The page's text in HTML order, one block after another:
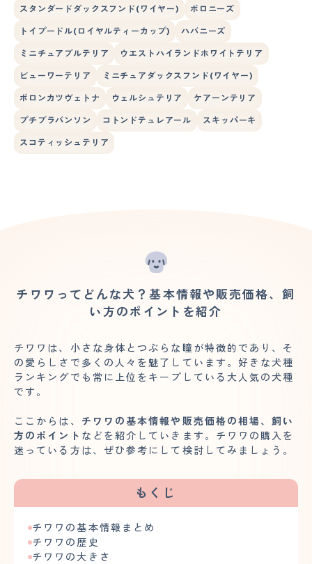
スタンダードダックスフンド(ワイヤー) ボロニーズ
トイプードル(ロイヤルティーカップ) ハバニーズ
ミニチュアブルテリア ウエストハイランドホワイトテリア
ビューワーテリア ミニチュアダックスフンド(ワイヤー)
ボロンカツヴェトナ ウェルシュテリア ケアーンテリア
プチブラバンソン コトンドテュレアール スキッパーキ
スコティッシュテリア
チワワってどんな犬？基本情報や販売価格、飼
い方のポイントを紹介
チワワは、小さな身体とつぶらな瞳が特徴的であり、そ
の愛らしさで多くの人々を魅了しています。好きな犬種
ランキングでも常に上位をキープしている大人気の犬種
です。
ここからは、 チワワの基本情報や販売価格の相場、飼い
方のポイント などを紹介していきます。チワワの購入を
迷っている方は、ぜひ参考にして検討してみましょう。
もくじ
チワワの基本情報まとめ
チワワの歴史
チワワの大きさ